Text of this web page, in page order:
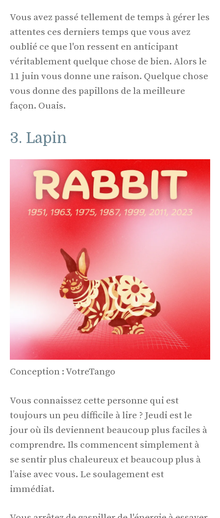
Vous avez passé tellement de temps à gérer les
attentes ces derniers temps que vous avez
oublié ce que l'on ressent en anticipant
véritablement quelque chose de bien. Alors le
11 juin vous donne une raison. Quelque chose
vous donne des papillons de la meilleure
façon. Ouais.
3. Lapin
Conception : VotreTango
Vous connaissez cette personne qui est
toujours un peu difficile à lire ? Jeudi est le
jour où ils deviennent beaucoup plus faciles à
comprendre. Ils commencent simplement à
se sentir plus chaleureux et beaucoup plus à
l’aise avec vous. Le soulagement est
immédiat.